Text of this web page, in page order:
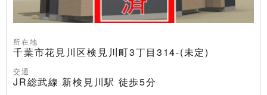
所在地
千葉市花見川区検見川町3丁目314-(未定)
交通
JR総武線 新検見川駅 徒歩5分